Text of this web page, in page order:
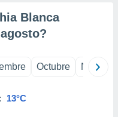
Blanca
agosto?
Octubre
13°C